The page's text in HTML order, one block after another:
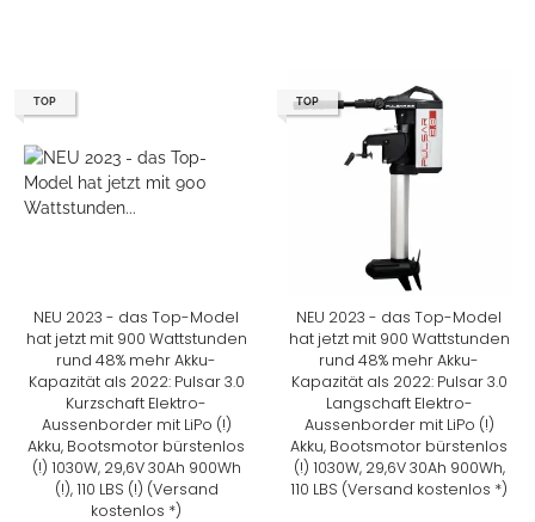
TOP
NEU 2023 - das Top-Model
hat jetzt mit 900 Wattstunden
rund 48% mehr Akku-
Kapazität als 2022: Pulsar 3.0
Kurzschaft Elektro-
Aussenborder mit LiPo (!)
Akku, Bootsmotor bürstenlos
(!) 1030W, 29,6V 30Ah 900Wh
(!), 110 LBS (!) (Versand
kostenlos *)
TOP
NEU 2023 - das Top-Model
hat jetzt mit 900 Wattstunden
rund 48% mehr Akku-
Kapazität als 2022: Pulsar 3.0
Langschaft Elektro-
Aussenborder mit LiPo (!)
Akku, Bootsmotor bürstenlos
(!) 1030W, 29,6V 30Ah 900Wh,
110 LBS (Versand kostenlos *)